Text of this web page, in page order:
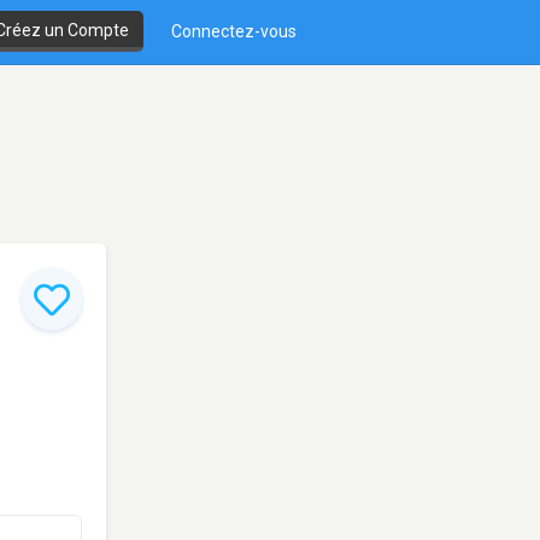
un Compte Connectez-vous